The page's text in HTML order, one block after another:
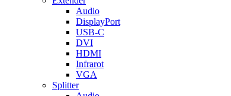
Audio
DisplayPort
USB-C
DVI
HDMI
Infrarot
VGA
Splitter